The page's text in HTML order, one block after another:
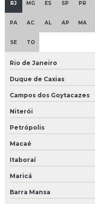
Empresa de projeto de
Empresa que faz
Empresa de skid de
Empresa de tanques
Empresa de
Enchimento de sistema
Engenharia de
Escaneamento 3d de
RJ MG ES SP PR
PA AC AL AP MA
SE TO
Rio de Janeiro
Duque de Caxias
Campos dos Goytacazes
Niterói
Petrópolis
Macaé
Itaboraí
Maricá
Barra Mansa